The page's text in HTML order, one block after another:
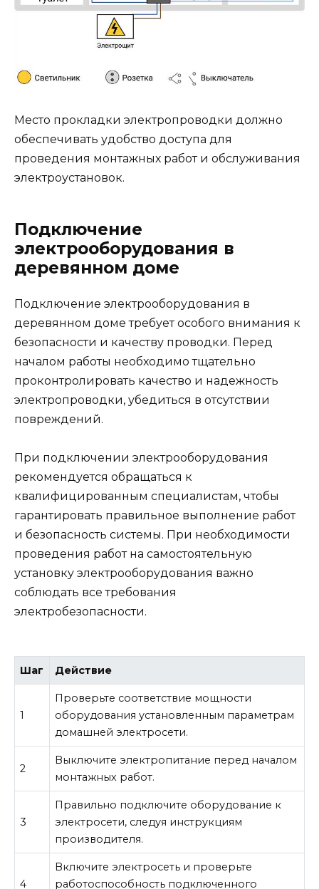
Место прокладки электропроводки должно
обеспечивать удобство доступа для
проведения монтажных работ и обслуживания
электроустановок.
Подключение
электрооборудования в
деревянном доме
Подключение электрооборудования в
деревянном доме требует особого внимания к
безопасности и качеству проводки. Перед
началом работы необходимо тщательно
проконтролировать качество и надежность
электропроводки, убедиться в отсутствии
повреждений.
При подключении электрооборудования
рекомендуется обращаться к
квалифицированным специалистам, чтобы
гарантировать правильное выполнение работ
и безопасность системы. При необходимости
проведения работ на самостоятельную
установку электрооборудования важно
соблюдать все требования
электробезопасности.
Шаг Действие
1
Проверьте соответствие мощности
оборудования установленным параметрам
домашней электросети.
2
Выключите электропитание перед началом
монтажных работ.
3
Правильно подключите оборудование к
электросети, следуя инструкциям
производителя.
4
Включите электросеть и проверьте
работоспособность подключенного